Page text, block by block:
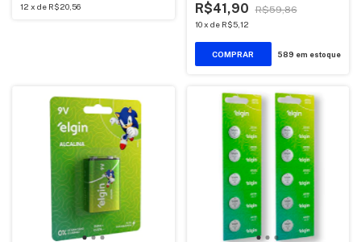
12 x de R$20,56 R$41,90 R$59,86
10 x de R$5,12
589 em estoque